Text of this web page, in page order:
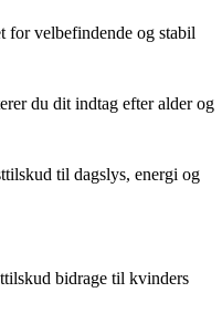
for velbefindende og stabil
du dit indtag efter alder og
til dagslys, energi og
bidrage til kvinders